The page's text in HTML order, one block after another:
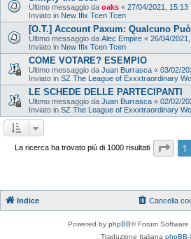
Ultimo messaggio da oaks « 27/04/2021, 15:13
Inviato in New Ifix Tcen Tcen
[O.T.] Account Paxum: Qualcuno
Ultimo messaggio da Alec Empire « 26/04/
Inviato in New Ifix Tcen Tcen
COME VOTARE? ESEMPIO
Ultimo messaggio da Juan Burrasca « 03/02/
Inviato in SZ The League of Exxxtraordinary
LE SCHEDE DELLE PARTECIPANTI
Ultimo messaggio da Juan Burrasca « 02/02/
Inviato in SZ The League of Exxxtraordinary
La ricerca ha trovato più di 1000 risultati 1
Indice Cancella
Powered by phpBB® Forum
Traduzione Italiana phpBB-